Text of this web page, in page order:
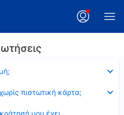
πιστωτική κάρτα;
μου έχει